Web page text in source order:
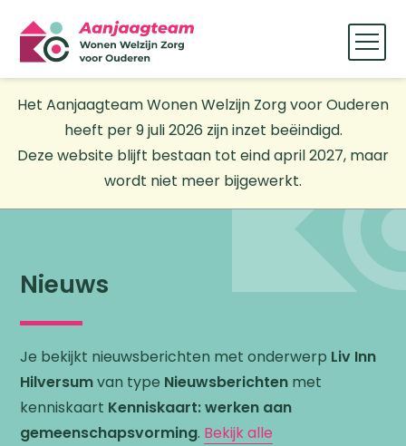
Het Aanjaagteam Wonen Welzijn Zorg voor Ouderen
heeft per 9 juli 2026 zijn inzet beëindigd.
Deze website blijft bestaan tot eind april 2027, maar
wordt niet meer bijgewerkt.
Nieuws
Je bekijkt nieuwsberichten met onderwerp Liv Inn
Hilversumvan type Nieuwsberichten met
kenniskaart Kenniskaart: werken aan
gemeenschaps­vorming. Bekijk alle